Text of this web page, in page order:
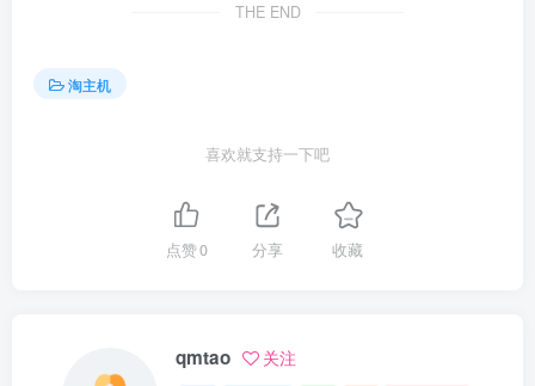
THE END
淘主机
喜欢就支持一下吧
点赞0 分享 收藏
qmtao 关注